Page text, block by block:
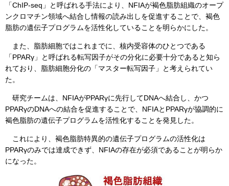
「ChIP-seq」と呼ばれる手法により、NFIAが褐色脂肪組織のオープ
ンクロマチン領域へ結合し情報の読み出しを促進することで、褐色
脂肪の遺伝子プログラムを活性化していることを明らかにした。
また、脂肪細胞ではこれまでに、核内受容体のひとつである
「PPARγ」と呼ばれる転写因子がその分化に必要十分であると知ら
れており、脂肪細胞分化の「マスター転写因子」と考えられてい
た。
研究チームは、NFIAがPPARγに先行してDNAへ結合し、かつ
PPARγのDNAへの結合を促進することで、NFIAとPPARγが協調的に
褐色脂肪の遺伝子プログラムを活性化することを発見した。
これにより、褐色脂肪特異的の遺伝子プログラムの活性化は
PPARγのみでは達成できず、NFIAの存在が必須であることが明らか
になった。